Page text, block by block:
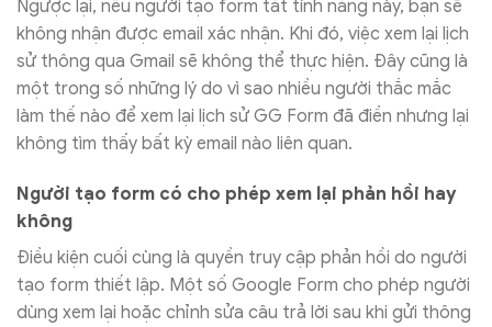
Ngược lại, nếu người tạo form tắt tính năng này, bạn sẽ
không nhận được email xác nhận. Khi đó, việc xem lại lịch
sử thông qua Gmail sẽ không thể thực hiện. Đây cũng là
một trong số những lý do vì sao nhiều người thắc mắc
làm thế nào để xem lại lịch sử GG Form đã điền nhưng lại
không tìm thấy bất kỳ email nào liên quan.
Người tạo form có cho phép xem lại phản hồi hay
không
Điều kiện cuối cùng là quyền truy cập phản hồi do người
tạo form thiết lập. Một số Google Form cho phép người
dùng xem lại hoặc chỉnh sửa câu trả lời sau khi gửi thông